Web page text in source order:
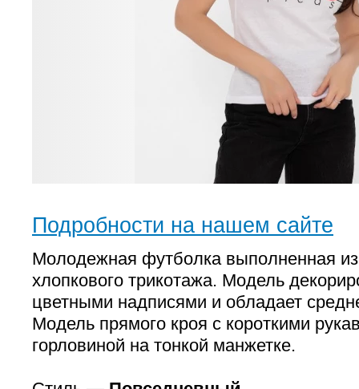
Подробности на нашем сайте
Молодежная футболка выполненная из
хлопкового трикотажа. Модель
цветными надписями и обладает
Модель прямого кроя с короткими
горловиной на тонкой манжетке.